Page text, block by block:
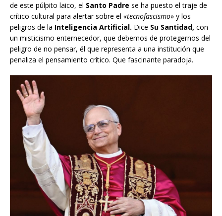
de este púlpito laico, el Santo Padre se ha puesto el traje de
crítico cultural para alertar sobre el «tecnofascismo» y los
peligros de la Inteligencia Artificial. Dice Su Santidad, con
un misticismo enternecedor, que debemos de protegernos del
peligro de no pensar, él que representa a una institución que
penaliza el pensamiento crítico. Que fascinante paradoja.